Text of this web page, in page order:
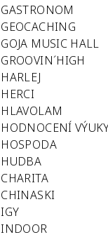
GASTRONOM
GEOCACHING
GOJA MUSIC HALL
GROOVIN´HIGH
HARLEJ
HERCI
HLAVOLAM
HODNOCENÍ
HOSPODA
HUDBA
CHARITA
CHINASKI
IGY
INDOOR